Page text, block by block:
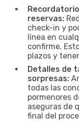
reservas:
check-in y
línea en
confirme.
plazos y
Detalles de
sorpresas:
todas las
pormenores
aseguras de
final del